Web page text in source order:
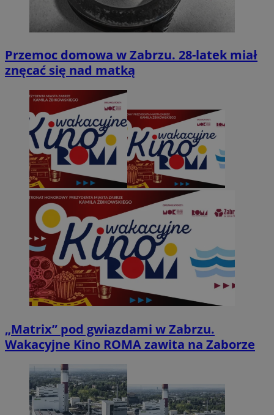
Przemoc domowa w Zabrzu. 28-latek miał
znęcać się nad matką
„Matrix” pod gwiazdami w Zabrzu.
Wakacyjne Kino ROMA zawita na Zaborze